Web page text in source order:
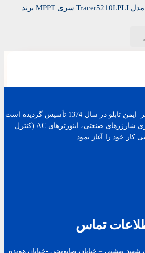
شارژ کنترلر مدل Tracer5210LPLI سری MPPT برند
شرکت مهندسی پارس تجهیز ایمن تابلو در سال 1374 تأسیس گردیده است
که با طراحی و ساخت باطری شارژرهای صنعتی، اینورترهای AC (کنترل
تماس
شهید بهشتی – خیابان صابونچی -خیابان هويزه